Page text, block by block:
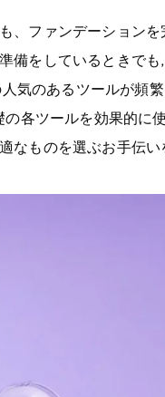
、ファンデーション
備をしているときで
気のあるツールが頻
の各ツールを効果的に
なものを選ぶお手伝い